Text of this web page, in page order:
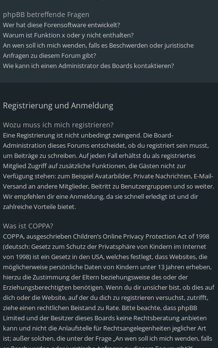
phpBB betreffende Fragen
Wer hat diese Forensoftware entwickelt?
Warum ist Funktion x oder y nicht enthalten?
An wen soll ich mich wenden, falls es Beschwerden oder juristische
Anfragen zu diesem Forum gibt?
Wie kann ich einen Administrator des Boards kontaktieren?
Registrierung und Anmeldung
Wozu muss ich mich registrieren?
Eine Registrierung ist nicht unbedingt zwingend. Die Board-
Administration dieses Forums entscheidet, ob du registriert sein musst,
um Beiträge zu schreiben. Auf jeden Fall erhältst du als registriertes
Mitglied Zugriff auf zusätzliche Funktionen, die Gästen nicht zur
Verfügung stehen: zum Beispiel Avatarbilder, Private Nachrichten, E-Mail-
Versand an andere Mitglieder, Beitritt zu Benutzergruppen und so weiter.
Wir empfehlen dir eine Anmeldung, da sie schnell erledigt ist und dir
zahlreiche Vorteile bietet.
Was ist COPPA?
COPPA, ausgeschrieben Children’s Online Privacy Protection Act of 1998
(deutsch: Gesetz zum Schutz der Privatsphäre von Kindern im Internet
von 1998) ist ein Gesetz in den USA, welches festlegt, dass Websites, die
möglicherweise persönliche Daten von Kindern unter 13 Jahren erheben,
hierzu die Zustimmung der Eltern beziehungsweise des oder der
Erziehungsberechtigten benötigen. Wenn du dir unsicher bist, ob dies auf
dich oder die Website, auf der du dich zu registrieren versuchst, zutrifft,
ziehe einen rechtlichen Beistand zu Rate. Bitte beachte, dass phpBB
Limited und der Besitzer dieses Boards keine Rechtsberatung anbieten
kann und nicht die Anlaufstelle für Rechtsangelegenheiten jeglicher Art
ist; außer solchen, die unter der Frage „An wen soll ich mich wenden, falls